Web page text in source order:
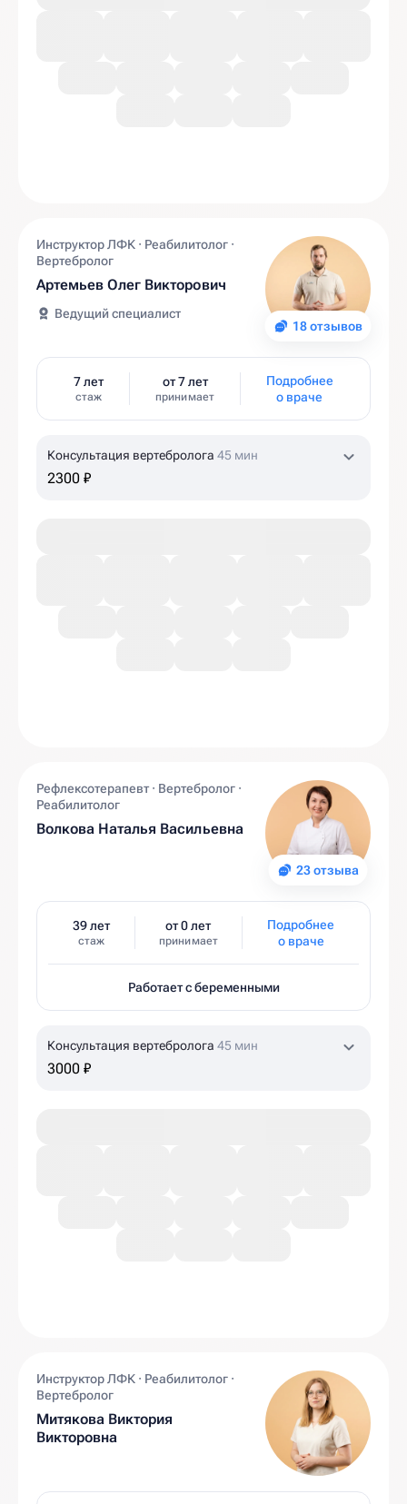
18 отзывов
Инструктор ЛФК · Реабилитолог ·
Вертебролог
Артемьев Олег Викторович
Ведущий специалист
7 лет
стаж
от 7 лет
принимает
Подробнее
о враче
Консультация вертебролога 45 мин
2300 ₽
23 отзыва
Рефлексотерапевт · Вертебролог ·
Реабилитолог
Волкова Наталья Васильевна
39 лет
стаж
от 0 лет
принимает
Подробнее
о враче
Работает с беременными
Консультация вертебролога 45 мин
3000 ₽
Инструктор ЛФК · Реабилитолог ·
Вертебролог
Митякова Виктория
Викторовна